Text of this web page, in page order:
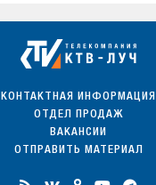
КОНТАКТНАЯ ИНФОРМАЦИЯ
ОТДЕЛ ПРОДАЖ
ВАКАНСИИ
ОТПРАВИТЬ МАТЕРИАЛ